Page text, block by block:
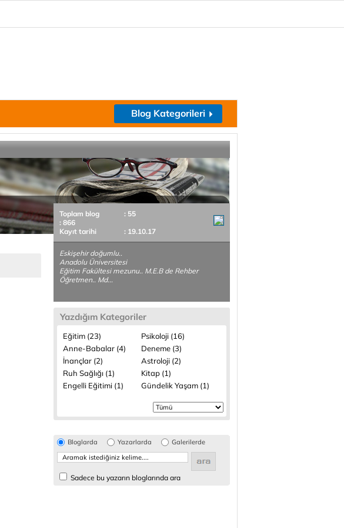
Blog Kategorileri
Toplam blog
: 55
: 866
Kayıt tarihi
: 19.10.17
Eskişehir doğumlu..
Anadolu Üniversitesi
Eğitim Fakültesi mezunu.. M.E.B de Rehber
Öğretmen.. Md...
Yazdığım Kategoriler
Eğitim (23)
Psikoloji (16)
Anne-Babalar (4)
Deneme (3)
İnançlar (2)
Astroloji (2)
Ruh Sağlığı (1)
Kitap (1)
Engelli Eğitimi (1)
Gündelik Yaşam (1)
Bloglarda Yazarlarda Galerilerde
Sadece bu yazarın bloglarında ara